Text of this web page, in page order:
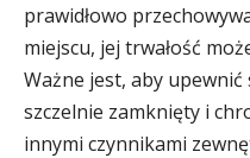
prawidłowo
miejscu, jej trwałość
Ważne jest, aby
szczelnie zamknięty i
innymi czynnikami